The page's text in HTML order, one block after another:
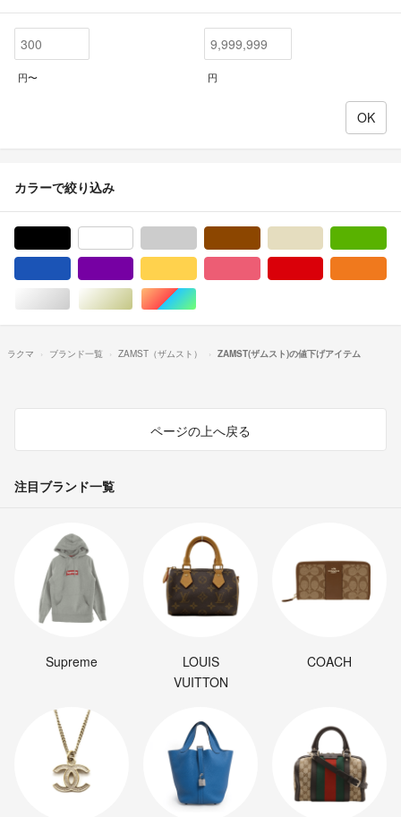
円〜 円
カラーで絞り込み
シルバー/銀色系ゴールド/金色系マルチカラー
ラクマ ブランド一覧 ZAMST（ザムスト） ZAMST(ザムスト)の値下げアイテム
ページの上へ戻る
注目ブランド一覧
Supreme
LOUIS
VUITTON
COACH